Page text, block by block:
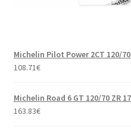
Michelin Pilot Power 2CT 120/
108.71€
Michelin Road 6 GT 120/70 ZR
163.83€